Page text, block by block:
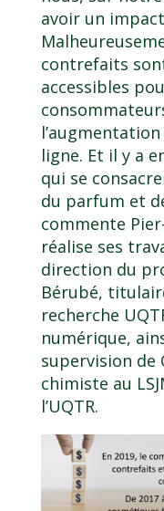
avoir un
contrefaits
accessibles
ligne. Et il y a
qui se
du parfum et
commente
réalise ses
direction du
Bérubé,
recherche
numérique,
supervision de
chimiste au
l’UQTR.